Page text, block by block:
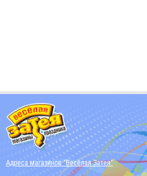
Адреса магазинов "Весёлая Затея"